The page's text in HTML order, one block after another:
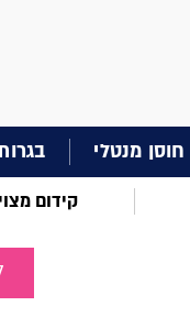
חוסן מנטלי
קידום